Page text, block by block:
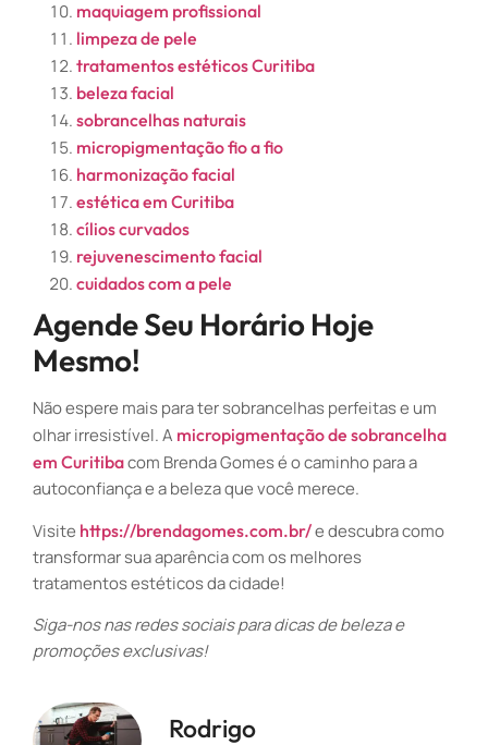
maquiagem profissional
limpeza de pele
tratamentos estéticos Curitiba
beleza facial
sobrancelhas naturais
micropigmentação fio a fio
harmonização facial
estética em Curitiba
cílios curvados
rejuvenescimento facial
cuidados com a pele
Agende Seu Horário Hoje
Mesmo!
Não espere mais para ter sobrancelhas perfeitas e um
olhar irresistível. A micropigmentação de sobrancelha
em Curitibacom Brenda Gomes é o caminho para a
autoconfiança e a beleza que você merece.
Visite https://brendagomes.com.br/e descubra como
transformar sua aparência com os melhores
tratamentos estéticos da cidade!
Siga-nos nas redes sociais para dicas de beleza e
promoções exclusivas!
Rodrigo